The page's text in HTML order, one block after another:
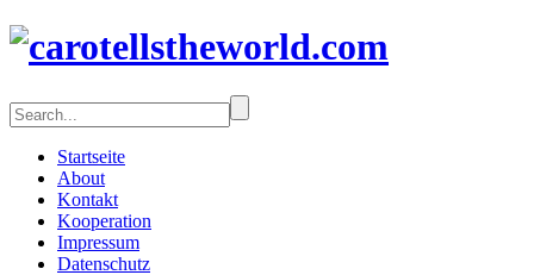
Startseite
About
Kontakt
Kooperation
Impressum
Datenschutz